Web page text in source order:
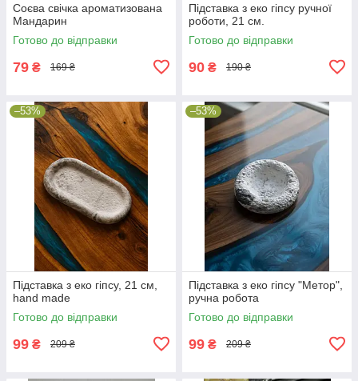
Соєва свічка ароматизована
Мандарин
Готово до відправки
79 ₴ 169 ₴
Підставка з еко гіпсу ручної
роботи, 21 см.
Готово до відправки
90 ₴ 190 ₴
–53%
Підставка з еко гіпсу, 21 см,
hand made
Готово до відправки
99 ₴ 209 ₴
–53%
Підставка з еко гіпсу "Метор",
ручна робота
Готово до відправки
99 ₴ 209 ₴